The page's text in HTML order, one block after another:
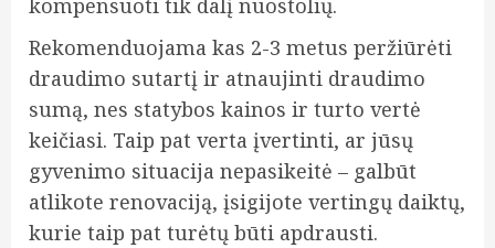
Rekomenduojama kas 2-3 metus peržiūrėti
draudimo sutartį ir atnaujinti draudimo
sumą, nes statybos kainos ir turto vertė
keičiasi. Taip pat verta įvertinti, ar jūsų
gyvenimo situacija nepasikeitė – galbūt
atlikote renovaciją, įsigijote vertingų daiktų,
kurie taip pat turėtų būti apdrausti.